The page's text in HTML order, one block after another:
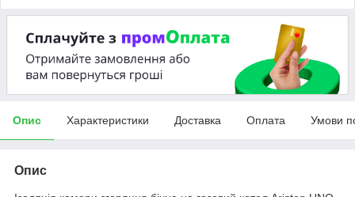
Опис Характеристики Доставка Оплата Умови
Опис